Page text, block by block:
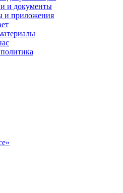
и документы
и приложения